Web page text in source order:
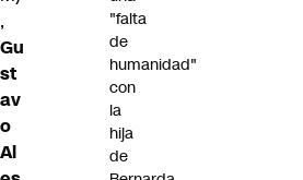
,
Gu
st
av
o
Al
"falta
de
humanidad"
con
la
hija
de